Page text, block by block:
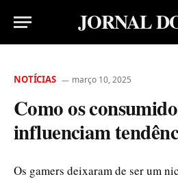
JORNAL
NOTÍCIAS março 10, 2025
Como os
influenciam
Os gamers deixaram de ser um